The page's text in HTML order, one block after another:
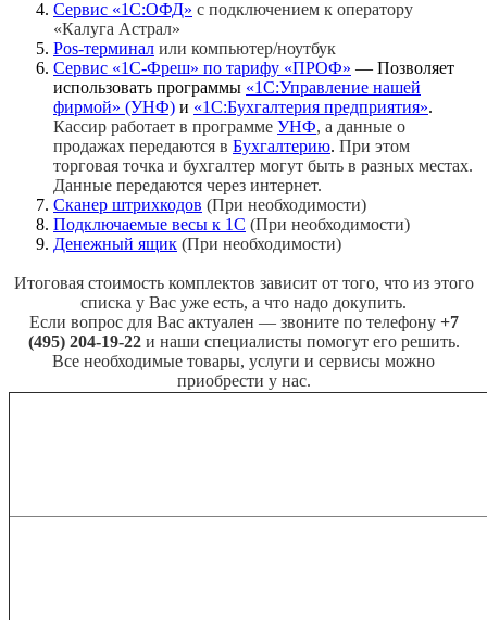
Сервис «1С:ОФД» с подключением к оператору
«Калуга Астрал»
Pos-терминал или компьютер/ноутбук
Сервис «1С-Фреш» по тарифу «ПРОФ» — Позволяет
использовать программы «1С:Управление нашей
фирмой» (УНФ) и «1С:Бухгалтерия предприятия».
Кассир работает в программе УНФ, а данные о
продажах передаются в Бухгалтерию. При этом
торговая точка и бухгалтер могут быть в разных местах.
Данные передаются через интернет.
Сканер штрихкодов (При необходимости)
Подключаемые весы к 1С (При необходимости)
Денежный ящик (При необходимости)
Итоговая стоимость комплектов зависит от того, что из этого
списка у Вас уже есть, а что надо докупить.
Если вопрос для Вас актуален — звоните по телефону +7
(495) 204-19-22и наши специалисты помогут его решить.
Все необходимые товары, услуги и сервисы можно
приобрести у нас.